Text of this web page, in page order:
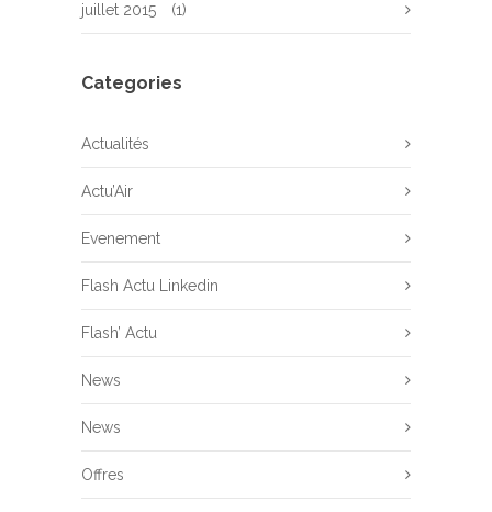
juillet 2015 (1)
Categories
Actualités
Actu’Air
Evenement
Flash Actu Linkedin
Flash’ Actu
News
News
Offres